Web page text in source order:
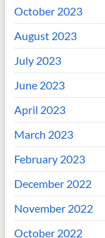
October 2023
August 2023
July 2023
June 2023
April 2023
March 2023
February 2023
December 2022
November 2022
October 2022